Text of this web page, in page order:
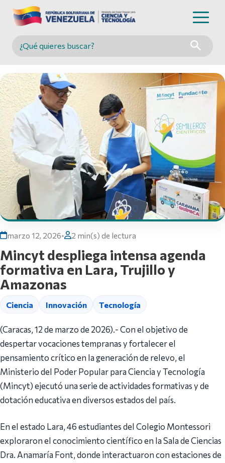
Buscar en MINCYT
marzo 12, 2026• 2 min(s) de lectura
Mincyt despliega intensa agenda
formativa en Lara, Trujillo y
Amazonas
Ciencia Innovación Tecnología
(Caracas, 12 de marzo de 2026).- Con el objetivo de
despertar vocaciones tempranas y fortalecer el
pensamiento crítico en la generación de relevo, el
Ministerio del Poder Popular para Ciencia y Tecnología
(Mincyt) ejecutó una serie de actividades formativas y de
dotación educativa en diversos estados del país.
En el estado Lara, 46 estudiantes del Colegio Montessori
exploraron el conocimiento científico en la Sala de Ciencias
Dra. Anamaría Font, donde interactuaron con estaciones de